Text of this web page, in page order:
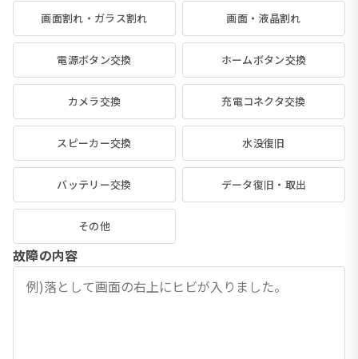
画面割れ・ガラス割れ 画面・液晶割れ
電源ボタン交換 ホームボタン交換
カメラ交換 充電コネクタ交換
スピーカー交換 水没復旧
バッテリー交換 データ復旧・取出
その他
故障の内容